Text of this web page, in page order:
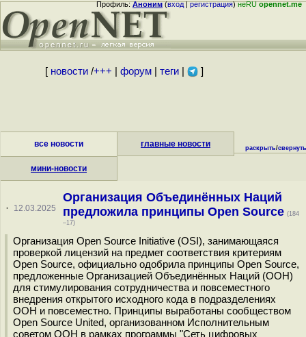
Профиль:Аноним(вход|регистрация)неRUopennet.me
[ новости/+++ форум| теги| ]
все новости главные новости
мини-новости
раскрыть/свернуть
· 12.03.2025
Организация Объединённых Наций
предложила принципы Open Source (184
–17)
Организация Open Source Initiative (OSI), занимающаяся
проверкой лицензий на предмет соответствия критериям
Open Source, официально одобрила принципы Open Source,
предложенные Организацией Объединённых Наций (ООН)
для стимулирования сотрудничества и повсеместного
внедрения открытого исходного кода в подразделениях
ООН и повсеместно. Принципы выработаны сообществом
Open Source United, организованном Исполнительным
советом ООН в рамках программы "Сеть цифровых